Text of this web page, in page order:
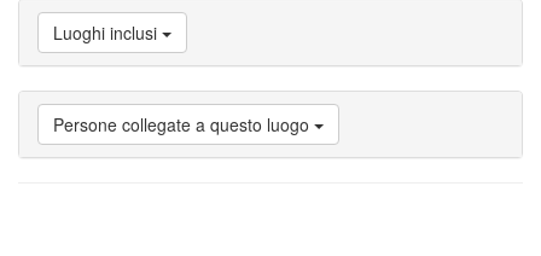
Luoghi inclusi
Persone collegate a questo luogo